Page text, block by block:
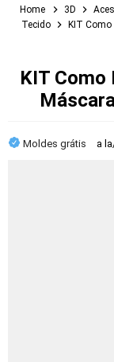
Home 3D
Tecido
KIT
KIT Como
Moldes grátis a